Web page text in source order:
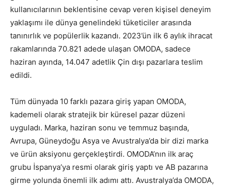
kullanıcılarının beklentisine cevap veren kişisel deneyim
yaklaşımı ile dünya genelindeki tüketiciler arasında
tanınırlık ve popülerlik kazandı. 2023’ün ilk 6 aylık ihracat
rakamlarında 70.821 adede ulaşan OMODA, sadece
haziran ayında, 14.047 adetlik Çin dışı pazarlara teslim
edildi.
Tüm dünyada 10 farklı pazara giriş yapan OMODA,
kademeli olarak stratejik bir küresel pazar düzeni
uyguladı. Marka, haziran sonu ve temmuz başında,
Avrupa, Güneydoğu Asya ve Avustralya’da bir dizi marka
ve ürün aksiyonu gerçekleştirdi. OMODA’nın ilk araç
grubu İspanya’ya resmi olarak giriş yaptı ve AB pazarına
girme yolunda önemli ilk adımı attı. Avustralya’da OMODA,